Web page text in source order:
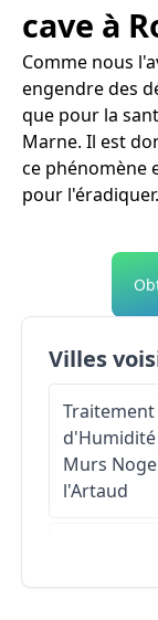
cave à
Comme nous
engendre des
que pour la
Marne. Il est
ce phénomène
pour l'éradiquer.
Villes
Traitement
d'Humidité
Murs
l'Artaud